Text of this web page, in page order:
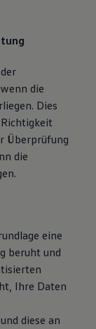
die
Dies
Überprüfung
die
eine
beruht und
Ihre Daten
diese an